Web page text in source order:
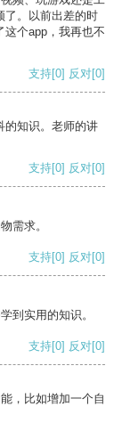
了。以前出差的时
个app，我再也不
支持[0] 反对[0]
的知识。老师的讲
支持[0] 反对[0]
需求。
支持[0] 反对[0]
到实用的知识。
支持[0] 反对[0]
，比如增加一个自